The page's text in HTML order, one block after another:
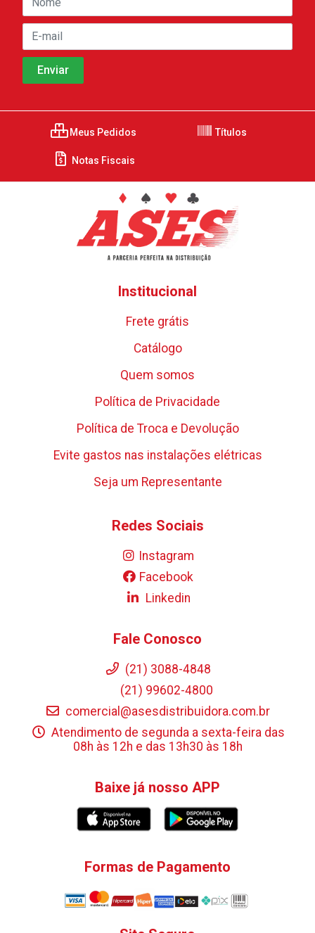
Meus Pedidos Títulos
Notas Fiscais
Institucional
Frete grátis
Catálogo
Quem somos
Política de Privacidade
Política de Troca e Devolução
Evite gastos nas instalações elétricas
Seja um Representante
Redes Sociais
Instagram
Facebook
Linkedin
Fale Conosco
(21) 3088-4848
(21) 99602-4800
comercial@asesdistribuidora.com.br
Atendimento de segunda a sexta-feira das
08h às 12h e das 13h30 às 18h
Baixe já nosso APP
Formas de Pagamento